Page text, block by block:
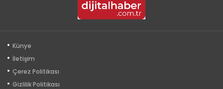
Künye
İletişim
Çerez Politikası
Gizlilik Politikası